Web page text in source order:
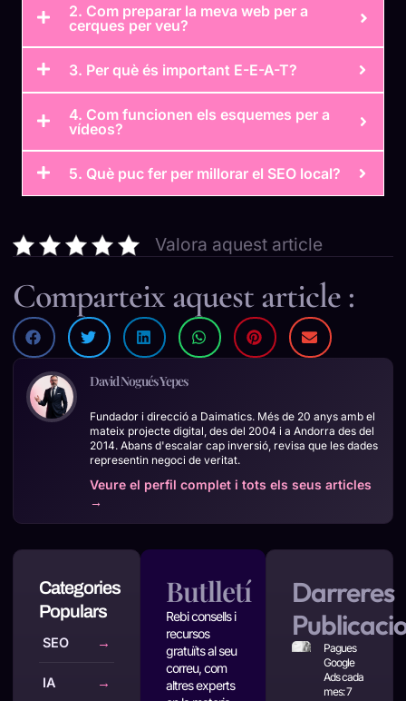
2. Com preparar la meva web per a
cerques per veu?
3. Per què és important E-E-A-T?
4. Com funcionen els esquemes per a
vídeos?
5. Què puc fer per millorar el SEO local?
Valora aquest article
Comparteix aquest article :
David Nogués Yepes
Fundador i direcció a Daimatics. Més de 20 anys amb el
mateix projecte digital, des del 2004 i a Andorra des del
2014. Abans d'escalar cap inversió, revisa que les dades
representin negoci de veritat.
Veure el perfil complet i tots els seus articles
→
Categories
Populars
SEO →
IA →
Butlletí
Rebi consells i
recursos
gratuïts al seu
correu, com
altres experts
Darreres
Pagues
Google
Ads cada
mes: 7